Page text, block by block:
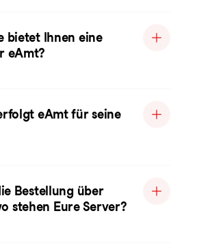
bietet Ihnen eine
eAmt?
eAmt für seine
Bestellung über
stehen Eure Server?